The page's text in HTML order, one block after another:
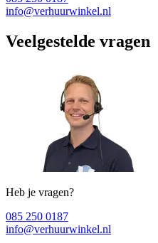
info@verhuurwinkel.nl
Veelgestelde vragen
Heb je vragen?
085 250 0187
info@verhuurwinkel.nl